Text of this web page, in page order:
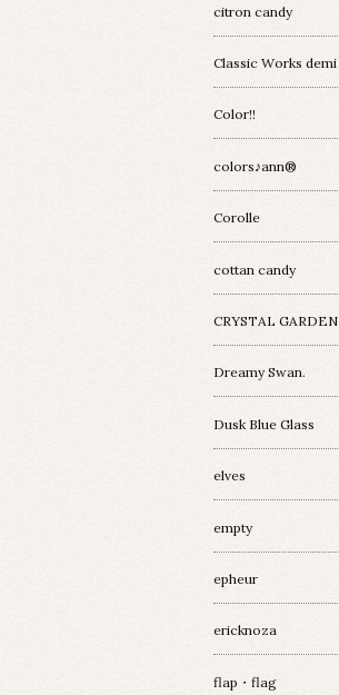
citron candy
Classic Works demi
Color!!
colors♪ann®︎
Corolle
cottan candy
CRYSTAL GARDEN
Dreamy Swan.
Dusk Blue Glass
elves
empty
epheur
ericknoza
flap・flag